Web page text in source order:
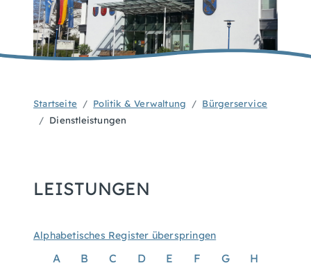
Startseite Politik & Verwaltung
Bürgerservice
Dienstleistungen
LEISTUNGEN
Alphabetisches Register überspringen
A B C D E F G H